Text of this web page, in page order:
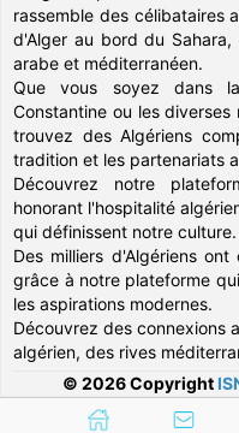
rassemble des célibataires
d'Alger au bord du
arabe et méditerranéen.
Que vous soyez dans
Constantine ou les
trouvez des Algériens
tradition et les partenariats
Découvrez notre
honorant l'hospitalité
qui définissent notre culture.
Des milliers d'Algériens
grâce à notre plateforme
les aspirations modernes.
Découvrez des connexions
algérien, des rives
© 2026 Copyright